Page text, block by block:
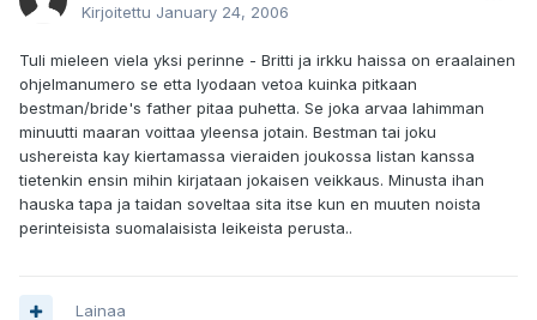
Kirjoitettu January 24, 2006
Tuli mieleen viela yksi perinne - Britti ja irkku haissa on eraalainen
ohjelmanumero se etta lyodaan vetoa kuinka pitkaan
bestman/bride's father pitaa puhetta. Se joka arvaa lahimman
minuutti maaran voittaa yleensa jotain. Bestman tai joku
ushereista kay kiertamassa vieraiden joukossa listan kanssa
tietenkin ensin mihin kirjataan jokaisen veikkaus. Minusta ihan
hauska tapa ja taidan soveltaa sita itse kun en muuten noista
perinteisista suomalaisista leikeista perusta..
Lainaa